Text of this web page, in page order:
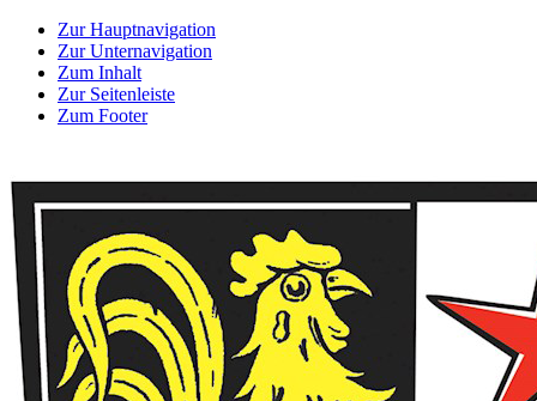
Zur Hauptnavigation
Zur Unternavigation
Zum Inhalt
Zur Seitenleiste
Zum Footer